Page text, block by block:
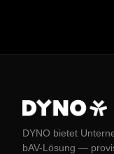
DYNO bietet
bAV-Lösung —